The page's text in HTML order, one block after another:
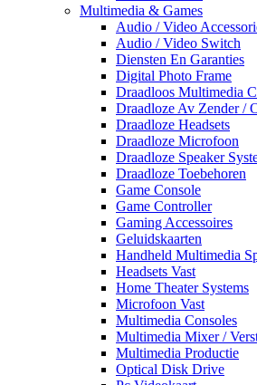
Multimedia & Games
Audio / Video
Audio / Video Switch
Diensten En Garanties
Digital Photo Frame
Draadloos Multimedia
Draadloze Av Zender /
Draadloze Headsets
Draadloze Microfoon
Draadloze Speaker
Draadloze Toebehoren
Game Console
Game Controller
Gaming Accessoires
Geluidskaarten
Handheld Multimedia
Headsets Vast
Home Theater Systems
Microfoon Vast
Multimedia Consoles
Multimedia Mixer /
Multimedia Productie
Optical Disk Drive